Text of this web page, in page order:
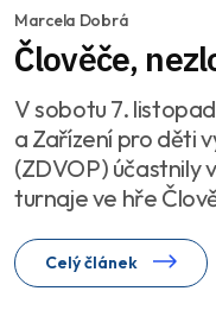
Marcela Dobrá
Člověče,
V sobotu 7.
a Zařízení pro děti
(ZDVOP) účastnily
turnaje ve hře
Celý článek